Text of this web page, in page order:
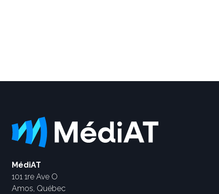
MédiAT
101 1re Ave O
Amos, Québec